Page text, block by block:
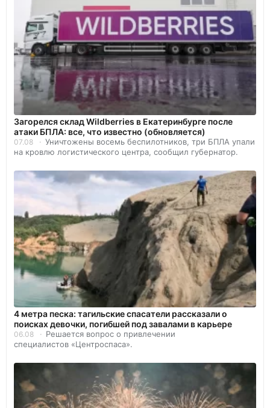
Загорелся склад Wildberries в Екатеринбурге после
атаки БПЛА: все, что известно (обновляется)
07.08
Уничтожены восемь беспилотников, три БПЛА упали
на кровлю логистического центра, сообщил губернатор.
4 метра песка: тагильские спасатели рассказали о
поисках девочки, погибшей под завалами в карьере
06.08
Решается вопрос о привлечении
специалистов «Центроспаса».